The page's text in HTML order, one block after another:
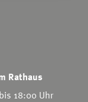
Rathaus
18:00 Uhr